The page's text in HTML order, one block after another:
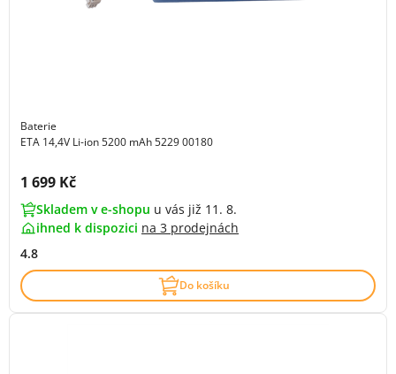
Baterie
ETA 14,4V Li-ion 5200 mAh 5229 00180
Cena s DPH:
1 699 Kč
Skladem v e-shopu u vás již 11. 8.
ihned k dispozici na 3 prodejnách
4.8
Do košíku